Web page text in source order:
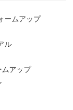
ムアップ
ル
アップ